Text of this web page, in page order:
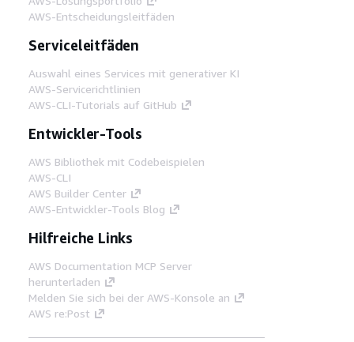
AWS-Entscheidungsleitfäden
Serviceleitfäden
Auswahl eines Services mit generativer KI
AWS-Servicerichtlinien
AWS-CLI-Tutorials auf GitHub
Entwickler-Tools
AWS Bibliothek mit Codebeispielen
AWS-CLI
AWS Builder Center
AWS-Entwickler-Tools Blog
Hilfreiche Links
AWS Documentation MCP Server
herunterladen
Melden Sie sich bei der AWS-Konsole an
AWS re:Post